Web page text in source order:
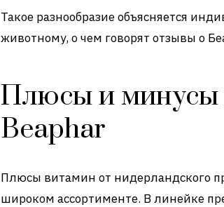
Такое разнообразие объясняется
животному, о чем говорят отзывы о
Плюсы и минусы
Beaphar
Плюсы витамин от нидерландского
широком ассортименте. В линейке